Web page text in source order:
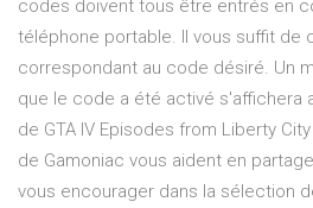
codes doivent tous être entrés en
téléphone portable. Il vous suffit de
correspondant au code désiré. Un
que le code a été activé s'affichera
de GTA IV Episodes from Liberty
de Gamoniac vous aident en
vous encourager dans la sélection